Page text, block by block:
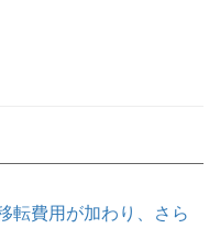
転費用が加わり、さら